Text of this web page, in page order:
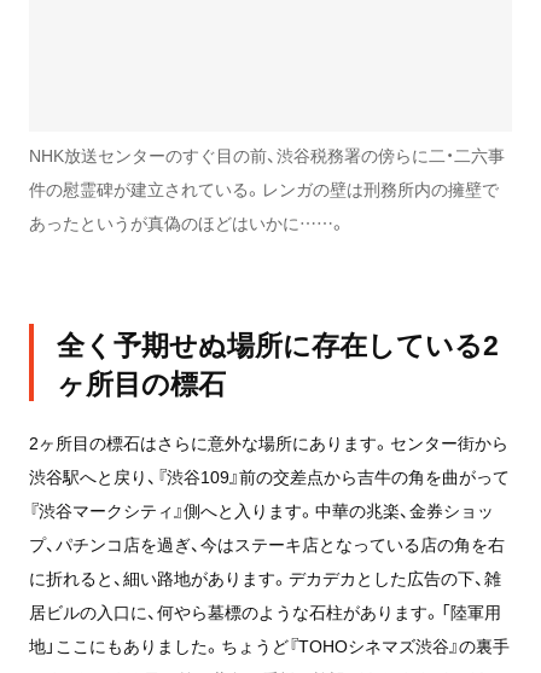
NHK放送センターのすぐ目の前、渋谷税務署の傍らに二・二六事
件の慰霊碑が建立されている。レンガの壁は刑務所内の擁壁で
あったというが真偽のほどはいかに……。
全く予期せぬ場所に存在している2
ヶ所目の標石
2ヶ所目の標石はさらに意外な場所にあります。センター街から
渋谷駅へと戻り、『渋谷109』前の交差点から吉牛の角を曲がって
『渋谷マークシティ』側へと入ります。中華の兆楽、金券ショッ
プ、パチンコ店を過ぎ、今はステーキ店となっている店の角を右
に折れると、細い路地があります。デカデカとした広告の下、雑
居ビルの入口に、何やら墓標のような石柱があります。「陸軍用
地」ここにもありました。ちょうど『TOHOシネマズ渋谷』の裏手